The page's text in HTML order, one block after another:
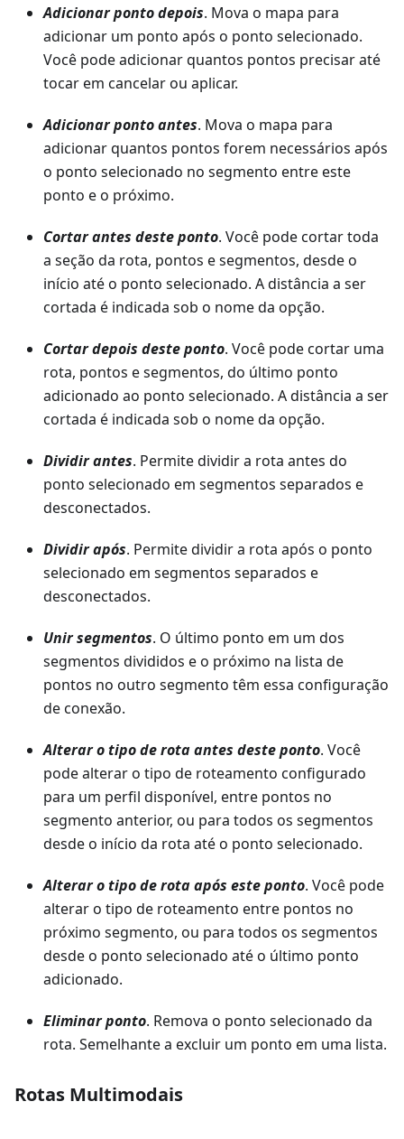
Adicionar ponto depois. Mova o mapa para
adicionar um ponto após o ponto selecionado.
Você pode adicionar quantos pontos precisar até
tocar em cancelar ou aplicar.
Adicionar ponto antes. Mova o mapa para
adicionar quantos pontos forem necessários após
o ponto selecionado no segmento entre este
ponto e o próximo.
Cortar antes deste ponto. Você pode cortar toda
a seção da rota, pontos e segmentos, desde o
início até o ponto selecionado. A distância a ser
cortada é indicada sob o nome da opção.
Cortar depois deste ponto. Você pode cortar uma
rota, pontos e segmentos, do último ponto
adicionado ao ponto selecionado. A distância a ser
cortada é indicada sob o nome da opção.
Dividir antes. Permite dividir a rota antes do
ponto selecionado em segmentos separados e
desconectados.
Dividir após. Permite dividir a rota após o ponto
selecionado em segmentos separados e
desconectados.
Unir segmentos. O último ponto em um dos
segmentos divididos e o próximo na lista de
pontos no outro segmento têm essa configuração
de conexão.
Alterar o tipo de rota antes deste ponto. Você
pode alterar o tipo de roteamento configurado
para um perfil disponível, entre pontos no
segmento anterior, ou para todos os segmentos
desde o início da rota até o ponto selecionado.
Alterar o tipo de rota após este ponto. Você pode
alterar o tipo de roteamento entre pontos no
próximo segmento, ou para todos os segmentos
desde o ponto selecionado até o último ponto
adicionado.
Eliminar ponto. Remova o ponto selecionado da
rota. Semelhante a excluir um ponto em uma lista.
Rotas Multimodais